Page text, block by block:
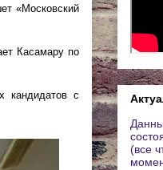
«Московский
Касамару по
кандидатов с
(все